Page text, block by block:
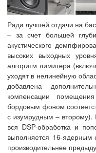
Ради лучшей отдачи на
– за счет большей
акустического
высоких выходных
алгоритм лимитера
уходят в нелинейную
добавлена
компенсации
бордовым фоном
с изумрудным – второму).
вся DSP-обработка и
выполняется 16-
производительнее